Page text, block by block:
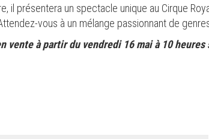
il présentera un spectacle unique au Cirque
vous à un mélange passionnant de
vente à partir du vendredi 16 mai à 10